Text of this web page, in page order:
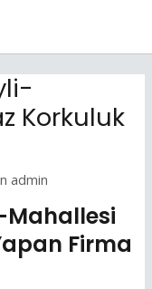
Korkuluk
admin
Firma